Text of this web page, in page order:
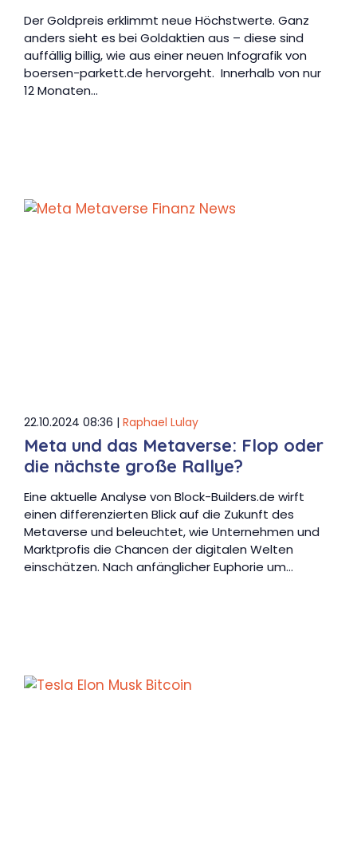
Der Goldpreis erklimmt neue Höchstwerte. Ganz
anders sieht es bei Goldaktien aus – diese sind
auffällig billig, wie aus einer neuen Infografik von
boersen-parkett.de hervorgeht. Innerhalb von nur
12 Monaten…
22.10.2024 08:36 | Raphael Lulay
Meta und das Metaverse: Flop oder
die nächste große Rallye?
Eine aktuelle Analyse von Block-Builders.de wirft
einen differenzierten Blick auf die Zukunft des
Metaverse und beleuchtet, wie Unternehmen und
Marktprofis die Chancen der digitalen Welten
einschätzen. Nach anfänglicher Euphorie um…